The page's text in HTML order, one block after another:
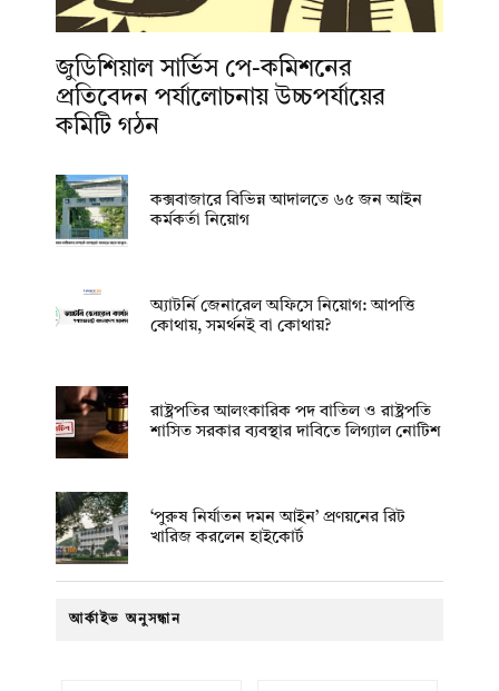
জুডিশিয়াল সার্ভিস পে-কমিশনের
প্রতিবেদন পর্যালোচনায় উচ্চপর্যায়ের
কমিটি গঠন
কক্সবাজারে বিভিন্ন আদালতে ৬৫ জন আইন
কর্মকর্তা নিয়োগ
অ্যাটর্নি জেনারেল অফিসে নিয়োগ: আপত্তি
কোথায়, সমর্থনই বা কোথায়?
রাষ্ট্রপতির আলংকারিক পদ বাতিল ও রাষ্ট্রপতি
শাসিত সরকার ব্যবস্থার দাবিতে লিগ্যাল নোটিশ
‘পুরুষ নির্যাতন দমন আইন’ প্রণয়নের রিট
খারিজ করলেন হাইকোর্ট
আর্কাইভ অনুসন্ধান